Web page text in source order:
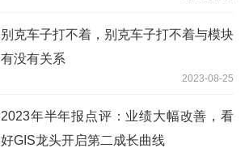
别克车子打不着，别克车子打不着与模块
有没有关系
2023-08-25
2023年半年报点评：业绩大幅改善，看
好GIS龙头开启第二成长曲线